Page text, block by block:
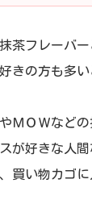
茶フレーバ
きの方も多い
ＭＯＷなど
が好きな人
買い物カゴに